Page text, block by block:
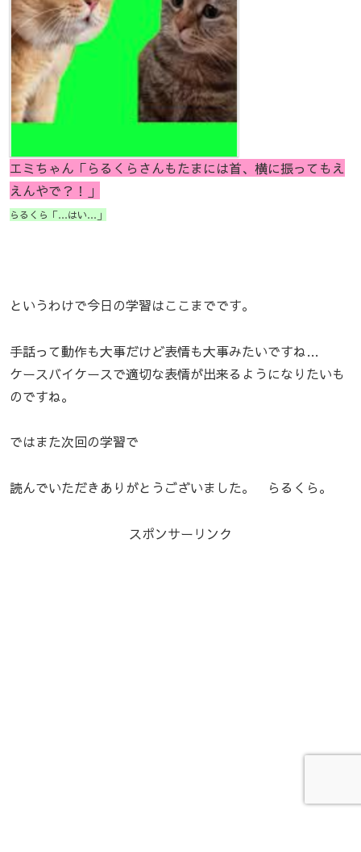
エミちゃん「らるくらさんもたまには首、横に振ってもえ
えんやで？！」
らるくら「…はい…」
というわけで今日の学習はここまでです。
手話って動作も大事だけど表情も大事みたいですね…
ケースバイケースで適切な表情が出来るようになりたいも
のですね。
ではまた次回の学習で
読んでいただきありがとうございました。 らるくら。
スポンサーリンク